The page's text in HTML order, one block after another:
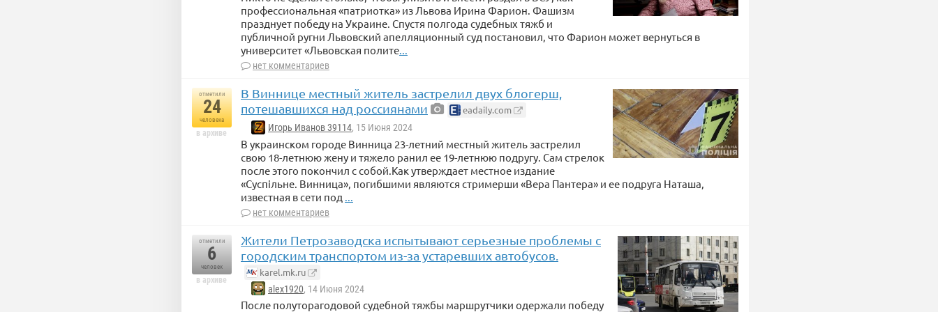
профессиональная «патриотка» из Львова Ирина Фарион. Фашизм
празднует победу на Украине. Спустя полгода судебных тяжб и
публичной ругни Львовский апелляционный суд постановил, что Фарион может вернуться в
университет «Львовская полите...
нет комментариев
отметили
24
человека
в архиве
В Виннице местный житель застрелил двух блогерш,
потешавшихся над россиянами
eadaily.com
Игорь Иванов 39114, 15 Июня 2024
В украинском городе Винница 23-летний местный житель застрелил
свою 18-летнюю жену и тяжело ранил ее 19-летнюю подругу. Сам стрелок
после этого покончил с собой.Как утверждает местное издание
«Суспільне. Винница», погибшими являются стримерши «Вера Пантера» и ее подруга Наташа,
известная в сети под
нет комментариев
отметили
6
человек
в архиве
Жители Петрозаводска испытывают серьезные проблемы с
городским транспортом из-за устаревших автобусов.
karel.mk.ru
alex1920, 14 Июня 2024
После полуторагодовой судебной тяжбы маршрутчики одержали победу